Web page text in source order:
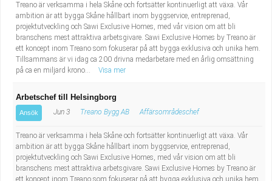
Kultur, media, design
Militärt arbete
Naturbruk
Naturvetenskapligt arbete
Pedagogiskt arbete
Sanering och renhållning
Tidningsbud/Tidningsdistributör
Lärare i fritidshem/Fritidspedagog
Taxiförare/Taxichaufför
Läkarsekreterare/Vårdadmin/Medicinsk
sekreterare
Lastbilsförare m.fl.
Treano är verksamma i hela Skåne och fortsätter kontinuerligt att växa. Vår
ambition är att bygga Skåne hållbart inom byggservice, entreprenad,
projektutveckling och Sawi Exclusive Homes, med vår vision om att bli
branschens mest attraktiva arbetsgivare. Sawi Exclusive Homes by Treano är
ett koncept inom Treano som fokuserar på att bygga exklusiva och unika hem.
Tillsammans är vi idag ca 200 drivna medarbetare med en årlig omsättning
på ca en miljard krono...
Visa mer
Arbetschef till Helsingborg
Ansök Jun 3 Treano Bygg AB Affärsområdeschef
Treano är verksamma i hela Skåne och fortsätter kontinuerligt att växa. Vår
ambition är att bygga Skåne hållbart inom byggservice, entreprenad,
projektutveckling och Sawi Exclusive Homes, med vår vision om att bli
branschens mest attraktiva arbetsgivare. Sawi Exclusive Homes by Treano är
ett koncept inom Treano som fokuserar på att bygga exklusiva och unika hem.